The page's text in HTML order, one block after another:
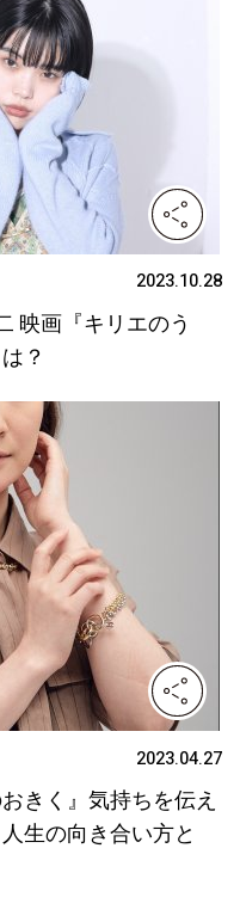
2023.10.28
映画『キリエのう
？
2023.04.27
きく』気持ちを伝え
生の向き合い方と